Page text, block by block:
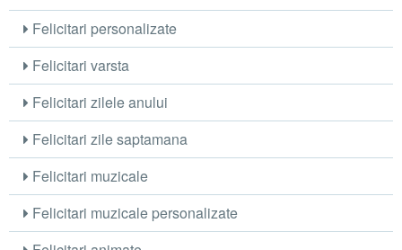
Felicitari personalizate
Felicitari varsta
Felicitari zilele anului
Felicitari zile saptamana
Felicitari muzicale
Felicitari muzicale personalizate